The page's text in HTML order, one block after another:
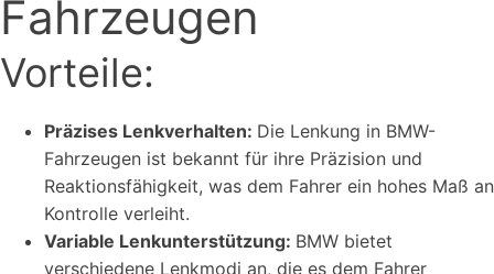
Fahrzeugen
Vorteile:
Präzises Lenkverhalten: Die Lenkung in BMW-
Fahrzeugen ist bekannt für ihre Präzision und
Reaktionsfähigkeit, was dem Fahrer ein hohes Maß an
Kontrolle verleiht.
Variable Lenkunterstützung: BMW bietet
verschiedene Lenkmodi an, die es dem Fahrer